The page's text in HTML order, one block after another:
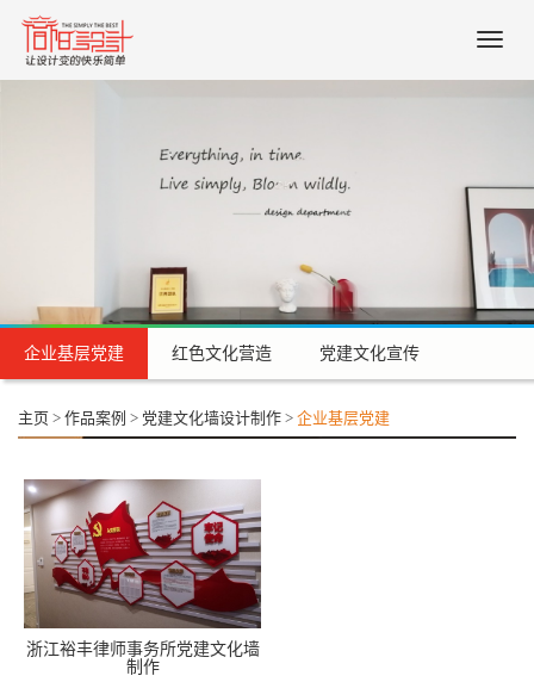
Toggle
企业基层党建 红色文化营造 党建文化宣传
主页 > 作品案例 > 党建文化墙设计制作 > 企业基层党建
浙江裕丰律师事务所党建文化墙
制作